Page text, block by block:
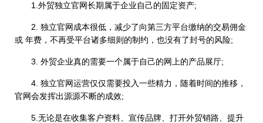
1.外贸独立官网长期属于企业自己的固定资产;
2. 独立官网成本很低，减少了向第三方平台缴纳的交易佣金
或 年费，不再受平台诸多细则的制约，也没有了封号的风险;
3. 外贸企业真的需要一个属于自己的网上的产品展厅;
4. 独立官网运营仅仅需要投入一些精力，随着时间的推移，
官网会发挥出源源不断的成效;
5.无论是在收集客户资料、宣传品牌、打开外贸销路、提升